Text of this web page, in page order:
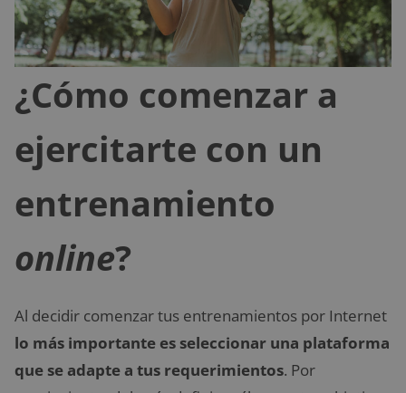
¿Cómo comenzar a
ejercitarte con un
entrenamiento
online?
Al decidir comenzar tus entrenamientos por Internet
lo más importante es seleccionar una plataforma
que se adapte a tus requerimientos. Por